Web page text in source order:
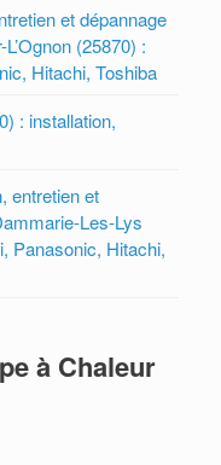
et dépannage
(25870) :
Hitachi, Toshiba
: installation,
entretien et
Les-Lys
Panasonic, Hitachi,
à Chaleur